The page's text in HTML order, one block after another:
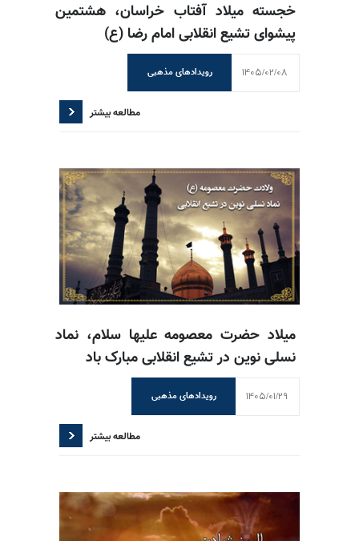
خجسته میلاد آفتاب خراسان، هشتمین
پیشوای تشیع انقلابی امام رضا (ع)
رویدادهای مذهبی 1405/02/08
مطالعه بیشتر
میلاد حضرت معصومه علیها سلام، نماد
نسلی نوین در تشیع انقلابی مبارک باد
رویدادهای مذهبی 1405/01/29
مطالعه بیشتر